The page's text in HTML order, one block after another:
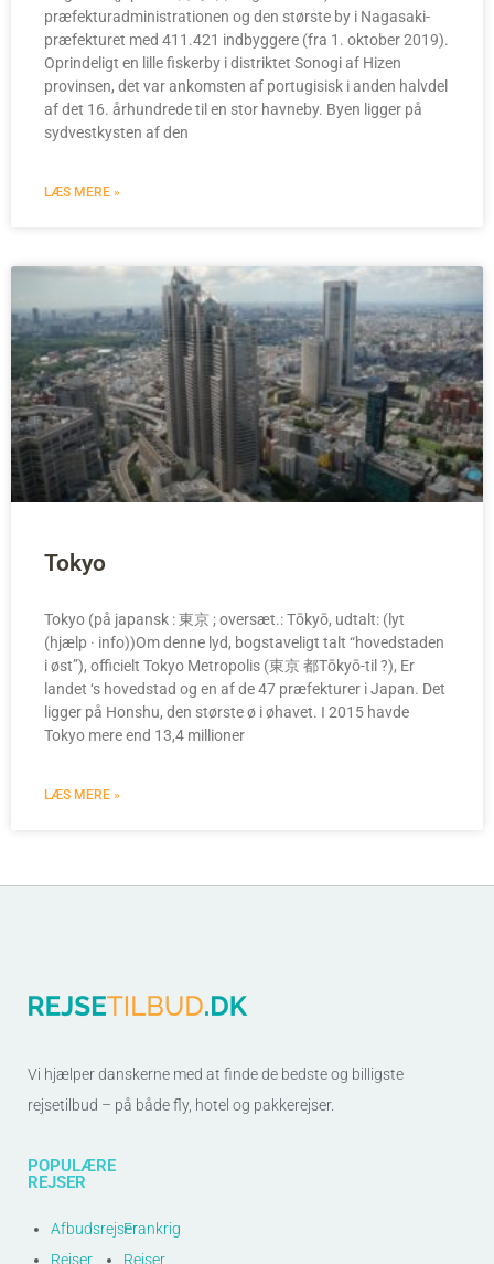
præfekturadministrationen og den største by i Nagasaki-
præfekturet med 411.421 indbyggere (fra 1. oktober 2019).
Oprindeligt en lille fiskerby i distriktet Sonogi af Hizen
provinsen, det var ankomsten af portugisisk i anden halvdel
af det 16. århundrede til en stor havneby. Byen ligger på
sydvestkysten af den
LÆS MERE »
Tokyo
Tokyo (på japansk : 東京 ; oversæt.: Tōkyō, udtalt: (lyt
(hjælp · info))Om denne lyd, bogstaveligt talt “hovedstaden
i øst”), officielt Tokyo Metropolis (東京 都Tōkyō-til ?), Er
landet ‘s hovedstad og en af de 47 præfekturer i Japan. Det
ligger på Honshu, den største ø i øhavet. I 2015 havde
Tokyo mere end 13,4 millioner
LÆS MERE »
Vi hjælper danskerne med at finde de bedste og billigste
rejsetilbud – på både fly, hotel og pakkerejser.
POPULÆRE
REJSER
Afbudsrejser
Rejser
Frankrig
Rejser